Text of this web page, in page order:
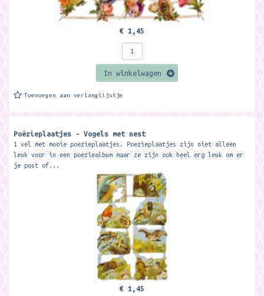
€ 1,45
In winkelwagen
Toevoegen aan verlanglijstje
Poëzieplaatjes - Vogels met nest
1 vel met mooie poezieplaatjes. Poezieplaatjes zijn niet alleen
leuk voor in een poeziealbum maar ze zijn ook heel erg leuk om er
je post of...
€ 1,45